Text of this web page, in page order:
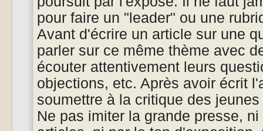
pour faire un "leader" ou une
Avant d'écrire un article sur une
parler sur ce même thème avec
écouter attentivement leurs
objections, etc. Après avoir écrit
soumettre à la critique des
Ne pas imiter la grande presse,